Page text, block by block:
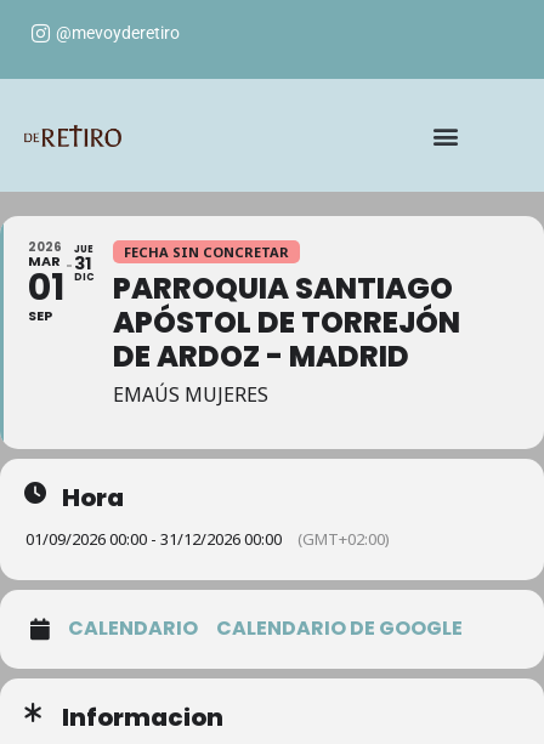
@mevoyderetiro
2026
MAR
01
SEP
JUE
31
DIC
FECHA SIN CONCRETAR
PARROQUIA SANTIAGO
APÓSTOL DE TORREJÓN
DE ARDOZ - MADRID
EMAÚS MUJERES
Hora
01/09/2026 00:00 - 31/12/2026 00:00 (GMT+02:00)
CALENDARIO CALENDARIO DE GOOGLE
Informacion